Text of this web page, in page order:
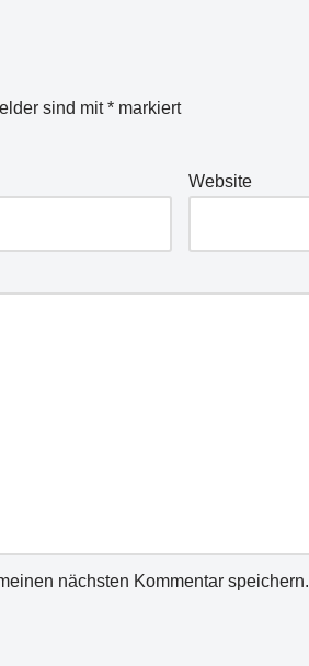
sind mit* markiert
Website
nächsten Kommentar speichern.